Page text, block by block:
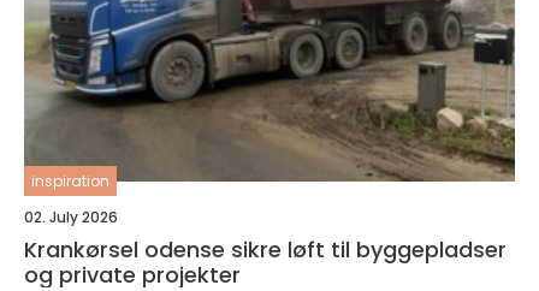
inspiration
02. July 2026
Krankørsel odense sikre løft til byggepladser
og private projekter